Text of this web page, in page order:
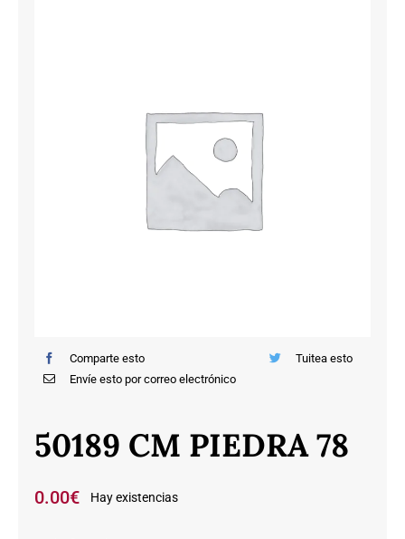
Comparte esto
Tuitea esto
Envíe esto por correo electrónico
50189 CM PIEDRA 78
0.00€ Hay existencias